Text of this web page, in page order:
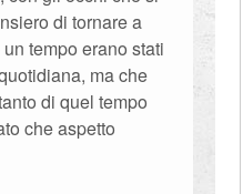
di tornare a
tempo erano stati
ma che
di quel tempo
che aspetto